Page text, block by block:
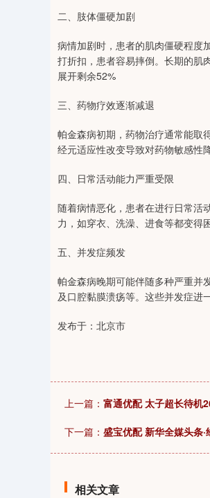
二、肢体僵硬加剧
病情加剧时，患者的肌肉僵硬程度
打折扣，患者容易摔倒。长期的肌
展开剩余52%
三、药物疗效逐渐减退
帕金森病初期，药物治疗通常能取
经元适应性改变导致对药物敏感性
四、日常活动能力严重受限
随着病情恶化，患者在进行日常活
力，如穿衣、洗澡、进食等都变得
五、并发症频发
帕金森病晚期可能伴随多种严重并
及口腔黏膜溃疡等。这些并发症进
发布于：北京市
上一篇： 富通优配 太子超长待机
下一篇： 盛宝优配 新华全媒头条
相关文章
-0.01% 上证指数